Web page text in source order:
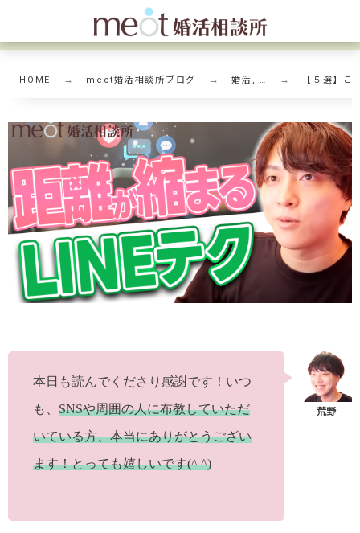
HOME meot婚活相談所ブログ 婚活, … 【５選】
本日も読んでくださり感謝です！いつ
も、 SNSや周囲の人に布教していただ
いている方、本当にありがとうござい
ます！とっても嬉しいです(^ ^)